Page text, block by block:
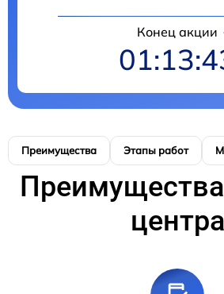
Конец акции
Преимущества Этапы работ
центра